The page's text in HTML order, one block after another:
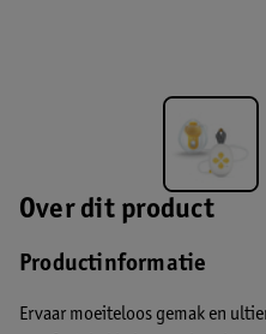
Over dit product
Productinformatie
Ervaar moeiteloos gemak en